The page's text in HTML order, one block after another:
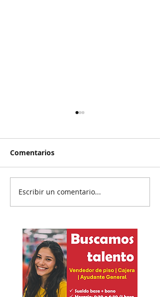
Reanudan
parcialmente
aguacate
Comentarios
Escribir un comentario...